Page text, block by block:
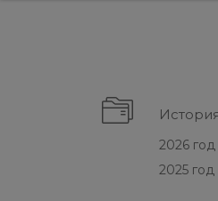
2026 год
2025 год